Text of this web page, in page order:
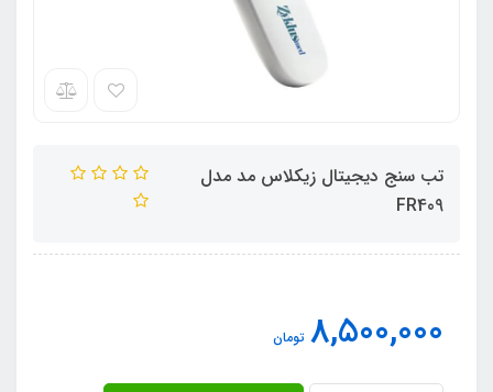
تب سنج دیجیتال زیکلاس مد مدل
FR409
8,500,000 تومان